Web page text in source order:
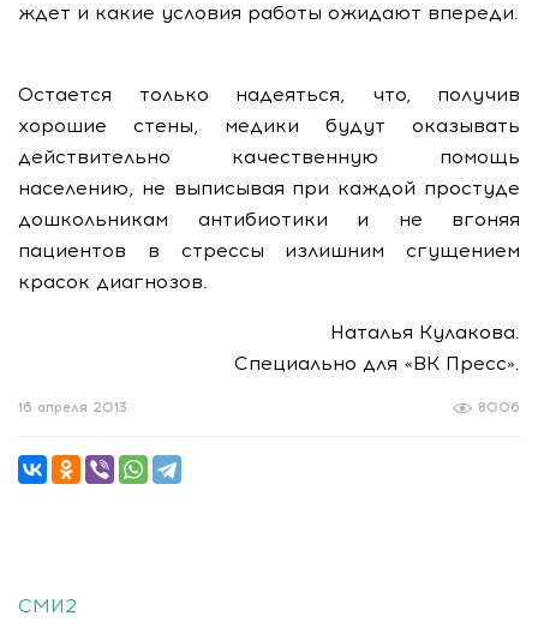
ждет и какие условия работы ожидают впереди.
Остается только надеяться, что, получив
хорошие стены, медики будут оказывать
действительно качественную помощь
населению, не выписывая при каждой простуде
дошкольникам антибиотики и не вгоняя
пациентов в стрессы излишним сгущением
красок диагнозов.
Наталья Кулакова.
Специально для «ВК Пресс».
8006
16 апреля 2013
СМИ2